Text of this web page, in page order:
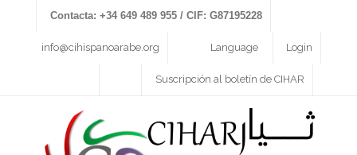
Contacta: +34 649 489 955 / CIF: G87195228
info@cihispanoarabe.org Login
Language
Suscripción al boletín de CIHAR